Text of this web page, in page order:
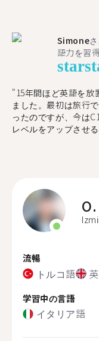
Simone
語力を習
star
"15年間ほど英語を放
ました。最初は旅行
ったのですが、今は
レベルをアップさせ
O.
流暢
トルコ語
学習中の言語
イタリア語